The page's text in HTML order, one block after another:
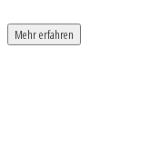
Mehr erfahren